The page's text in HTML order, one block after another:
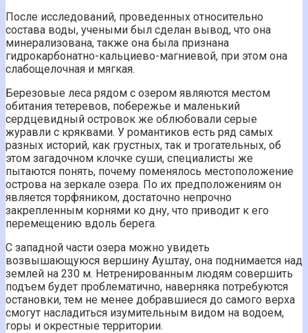
После исследований, проведенных относительно
состава воды, учеными был сделан вывод, что она
минерализована, также она была признана
гидрокарбонатно-кальциево-магниевой, при этом она
слабощелочная и мягкая.
Березовые леса рядом с озером являются местом
обитания тетеревов, побережье и маленький
сердцевидный островок же облюбовали серые
журавли с кряквами. У романтиков есть ряд самых
разных историй, как грустных, так и трогательных, об
этом загадочном клочке суши, специалисты же
пытаются понять, почему поменялось местоположение
острова на зеркале озера. По их предположениям он
является торфяником, достаточно непрочно
закрепленным корнями ко дну, что приводит к его
перемещению вдоль берега.
С западной части озера можно увидеть
возвышающуюся вершину Ауштау, она поднимается над
землей на 230 м. Нетренированным людям совершить
подъем будет проблематично, наверняка потребуются
остановки, тем не менее добравшиеся до самого верха
смогут насладиться изумительным видом на водоем,
горы и окрестные территории.